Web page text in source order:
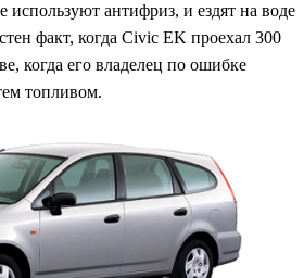
используют антифриз, и ездят на воде
факт, когда Civic EK проехал 300
когда его владелец по ошибке
топливом.